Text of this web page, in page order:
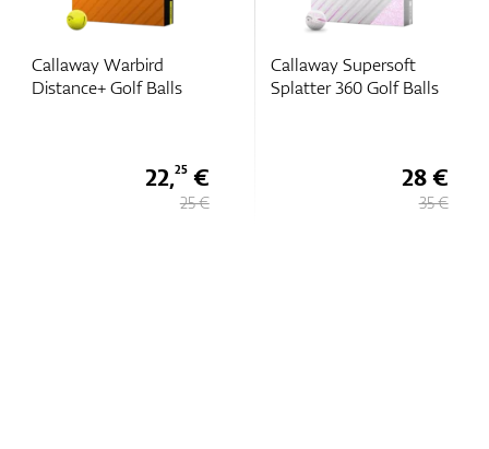
Callaway Warbird
Distance+ Golf Balls
22,25€
25 €
Callaway Supersoft
Splatter 360 Golf Balls
28 €
35 €